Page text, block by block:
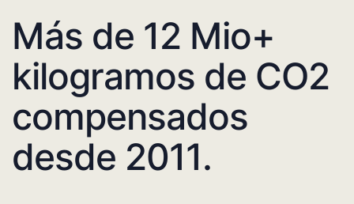
Más de 12 Mio+
kilogramos de CO2
compensados
desde 2011.